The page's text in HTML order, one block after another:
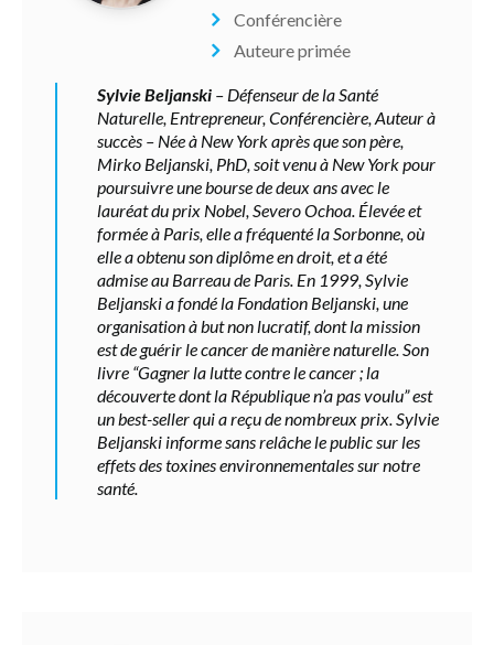
Conférencière
Auteure primée
Sylvie Beljanski – Défenseur de la Santé
Naturelle, Entrepreneur, Conférencière, Auteur à
succès – Née à New York après que son père,
Mirko Beljanski, PhD, soit venu à New York pour
poursuivre une bourse de deux ans avec le
lauréat du prix Nobel, Severo Ochoa. Élevée et
formée à Paris, elle a fréquenté la Sorbonne, où
elle a obtenu son diplôme en droit, et a été
admise au Barreau de Paris. En 1999, Sylvie
Beljanski a fondé la Fondation Beljanski, une
organisation à but non lucratif, dont la mission
est de guérir le cancer de manière naturelle. Son
livre “Gagner la lutte contre le cancer ; la
découverte dont la République n’a pas voulu” est
un best-seller qui a reçu de nombreux prix. Sylvie
Beljanski informe sans relâche le public sur les
effets des toxines environnementales sur notre
santé.